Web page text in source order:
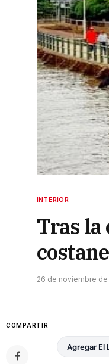
INTERIOR
Tras la
26 de noviembre de
COMPARTIR
Agregar El